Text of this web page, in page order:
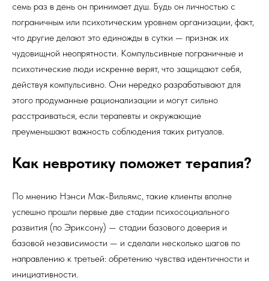
семь раз в день он принимает душ. Будь он личностью с
пограничным или психотическим уровнем организации, факт,
что другие делают это единожды в сутки — признак их
чудовищной неопрятности. Компульсивные пограничные и
психотические люди искренне верят, что защищают себя,
действуя компульсивно. Они нередко разрабатывают для
этого продуманные рационализации и могут сильно
расстраиваться, если терапевты и окружающие
преуменьшают важность соблюдения таких ритуалов.
Как невротику поможет терапия?
По мнению Нэнси Мак-Вильямс, такие клиенты вполне
успешно прошли первые две стадии психосоциального
развития (по Эриксону) — стадии базового доверия и
базовой независимости — и сделали несколько шагов по
направлению к третьей: обретению чувства идентичности и
инициативности.